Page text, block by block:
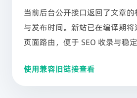
当前后台公开接口返回了文章
与发布时间。新站已在编译期
页面路由，便于 SEO 收录与稳定
使用兼容旧链接查看